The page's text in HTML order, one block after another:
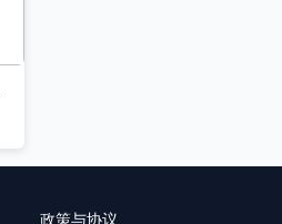
政策与协议